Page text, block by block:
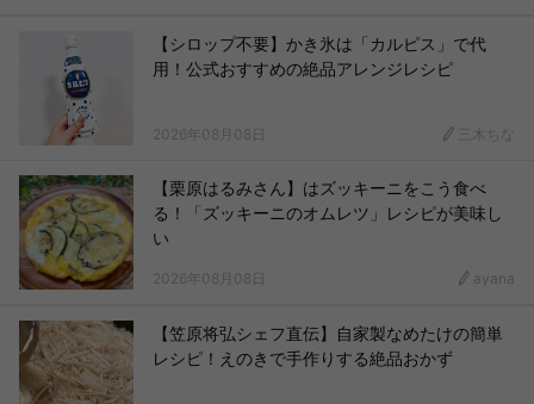
【シロップ不要】かき氷は「カルピス」で代
用！公式おすすめの絶品アレンジレシピ
2026年08月08日 三木ちな
【栗原はるみさん】はズッキーニをこう食べ
る！「ズッキーニのオムレツ」レシピが美味し
い
2026年08月08日 ayana
【笠原将弘シェフ直伝】自家製なめたけの簡単
レシピ！えのきで手作りする絶品おかず